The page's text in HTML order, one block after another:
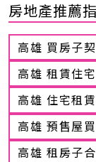
房地產推薦
高雄 買房子
高雄 租賃住
高雄 住宅租
高雄 預售屋
高雄 租房子